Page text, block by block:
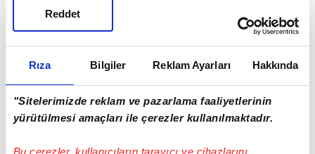
Rıza Bilgiler Reklam Ayarları Hakkında
"Sitelerimizde reklam ve pazarlama faaliyetlerinin
yürütülmesi amaçları ile çerezler kullanılmaktadır.
Reddet